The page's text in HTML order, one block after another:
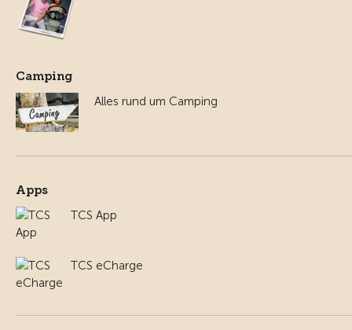
Camping
Alles rund um Camping
Apps
TCS App
TCS eCharge